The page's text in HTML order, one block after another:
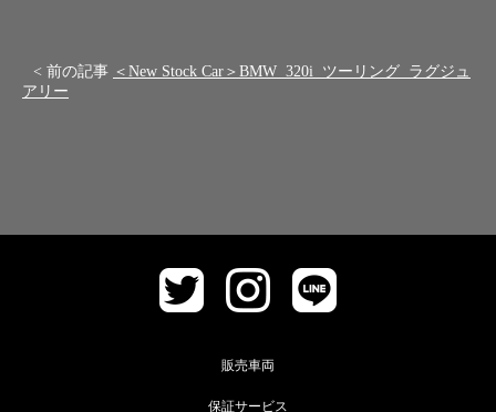
< 前の記事 ＜New Stock Car＞BMW 320i ツーリング ラグジュ
アリー
販売車両
保証サービス